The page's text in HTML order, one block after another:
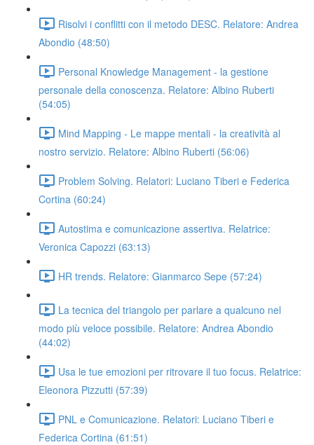
Risolvi i conflitti con il metodo DESC. Relatore: Andrea
Abondio (48:50)
Personal Knowledge Management - la gestione
personale della conoscenza. Relatore: Albino Ruberti
(54:05)
Mind Mapping - Le mappe mentali - la creatività al
nostro servizio. Relatore: Albino Ruberti (56:06)
Problem Solving. Relatori: Luciano Tiberi e Federica
Cortina (60:24)
Autostima e comunicazione assertiva. Relatrice:
Veronica Capozzi (63:13)
HR trends. Relatore: Gianmarco Sepe (57:24)
La tecnica del triangolo per parlare a qualcuno nel
modo più veloce possibile. Relatore: Andrea Abondio
(44:02)
Usa le tue emozioni per ritrovare il tuo focus. Relatrice:
Eleonora Pizzutti (57:39)
PNL e Comunicazione. Relatori: Luciano Tiberi e
Federica Cortina (61:51)